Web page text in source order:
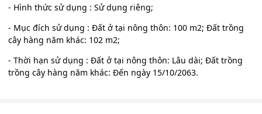
- Hình thức sử dụng : Sử dụng riêng;
- Mục đích sử dụng : Đất ở tại nông thôn: 100 m2; Đất trồng
cây hàng năm khác: 102 m2;
- Thời hạn sử dụng : Đất ở tại nông thôn: Lâu dài; Đất trồng
trồng cây hàng năm khác: Đến ngày 15/10/2063.